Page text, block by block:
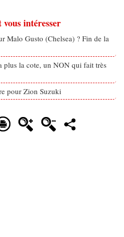
vous intéresser
Malo Gusto (Chelsea) ? Fin de la
plus la cote, un NON qui fait très
pour Zion Suzuki